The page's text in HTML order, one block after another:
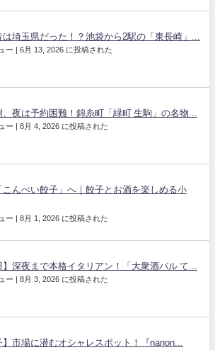
は埼玉県だった！？池袋から2駅の「東長崎」...
ー | 6月 13, 2026 に投稿された
、夜は予約困難！錦糸町「緑町 生駒」の名物...
ー | 8月 4, 2026 に投稿された
こんぺい餃子」へ｜餃子とお酒を楽しめる小
ー | 8月 1, 2026 に投稿された
】深夜まで本格イタリアン！「大衆酒バル て...
ー | 8月 3, 2026 に投稿された
】市場に潜むオシャレスポット！『nanon...